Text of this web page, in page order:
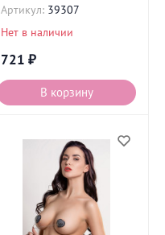
Артикул: 39307
Нет в наличии
721 ₽
В корзину